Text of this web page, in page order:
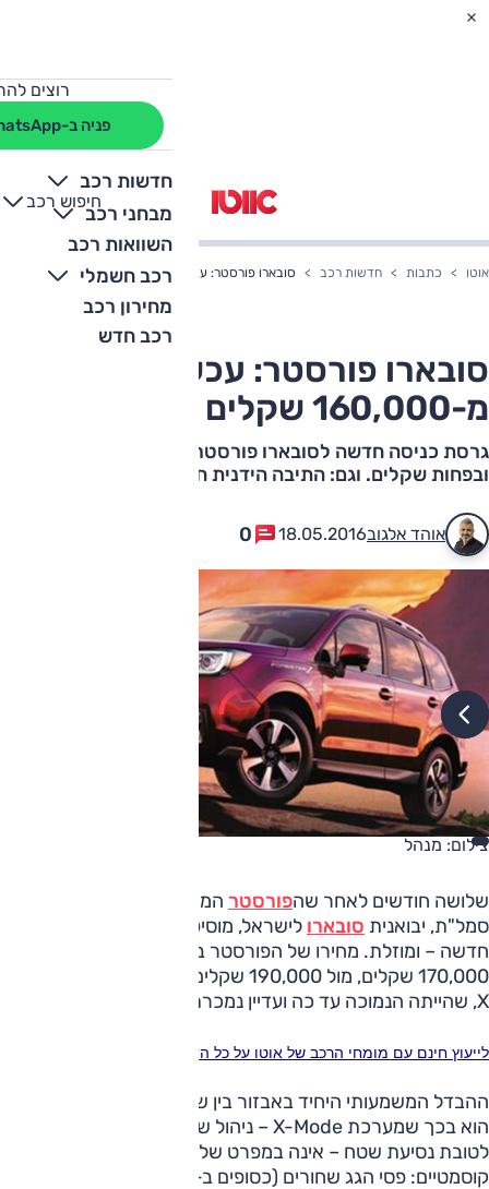
רוצים
פניה ב-WhatsApp
חדשות רכב
מבחני רכב
השוואות רכב
רכב חשמלי
מחירון רכב
רכב חדש
חיפוש רכב
+
-
אוטו כתבות חדשות רכב סובארו פורסטר: עכשיו החל מ-160,000 שקלים
סובארו פורסטר: עכשיו החל
מ-160,000 שקלים
גרסת כניסה חדשה לסובארו פורסטר עם פחות אבזור –
ובפחות שקלים. וגם: התיבה הידנית חוזרת
אוהד אלגוב18.05.2016
0
צילום: מנהל
שלושה חודשים לאחר שהפורסטר המחודש הגיע לישראל,
סמל"ת, יבואנית סובארו לישראל, מוסיפה להיצע שלו רמת גימור
170,000 שקלים, מול 190,000 שקלים – מחירו ברמת האבזור
X, שהייתה הנמוכה עד כה ועדיין נמכרת.
לייעוץ חינם עם מומחי הרכב של אוטו על כל הדגמים חייג ל-3262* או לחץ כאן
ההבדל המשמעותי היחיד באבזור בין שתי רמות האבזור האלה
הוא בכך שמערכת X-Mode – ניהול שונה להנעה ולמתלים